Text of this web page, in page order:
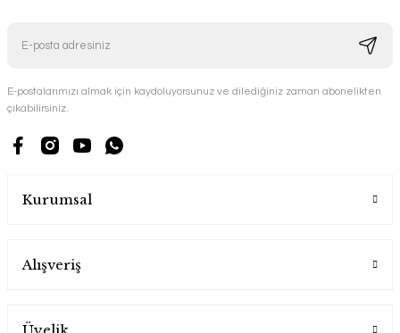
E-postalarımızı almak için kaydoluyorsunuz ve dilediğiniz zaman abonelikten
çıkabilirsiniz.
Kurumsal
Alışveriş